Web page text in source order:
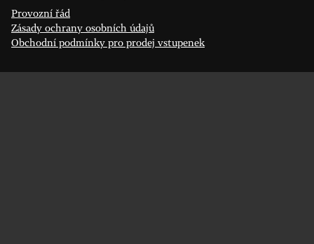
Provozní řád
Zásady ochrany osobních údajů
Obchodní podmínky pro prodej vstupenek